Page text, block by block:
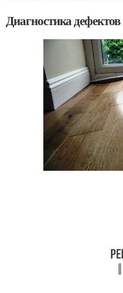
Диагностика дефектов